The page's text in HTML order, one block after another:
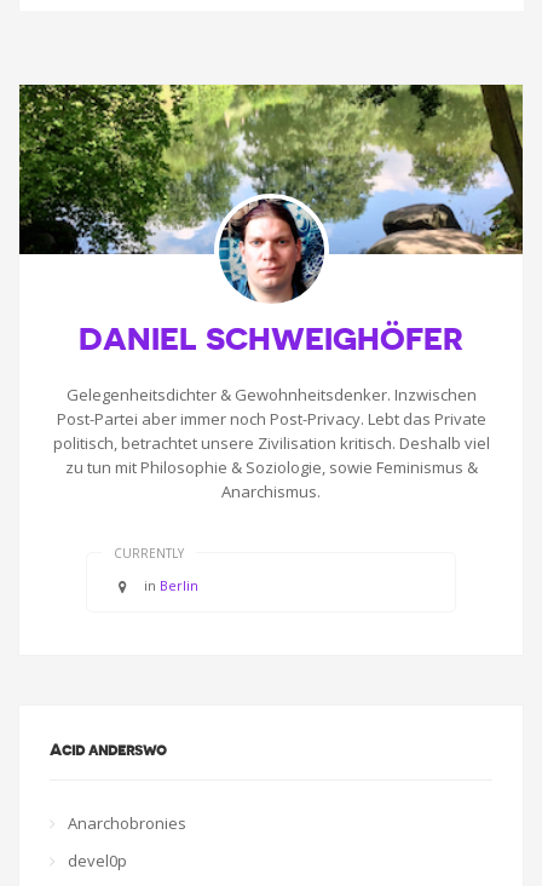
DANIEL SCHWEIGHÖFER
Gelegenheitsdichter & Gewohnheitsdenker. Inzwischen
Post-Partei aber immer noch Post-Privacy. Lebt das Private
politisch, betrachtet unsere Zivilisation kritisch. Deshalb viel
zu tun mit Philosophie & Soziologie, sowie Feminismus &
Anarchismus.
CURRENTLY
in Berlin
Acid anderswo
Anarchobronies
devel0p